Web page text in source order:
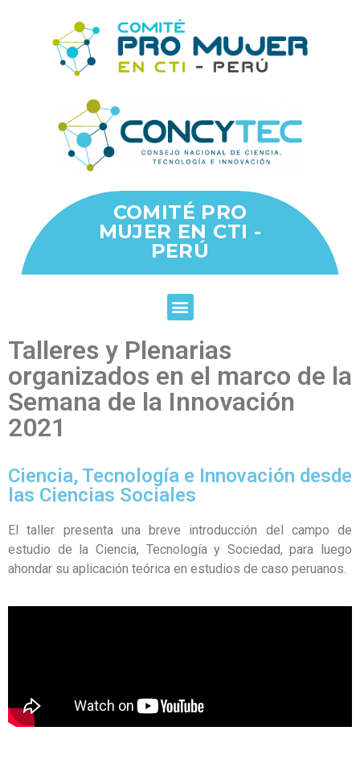
COMITÉ PRO
MUJER EN CTI -
PERÚ
Talleres y Plenarias
organizados en el marco de la
Semana de la Innovación
2021
Ciencia, Tecnología e Innovación desde
las Ciencias Sociales
El taller presenta una breve introducción del campo de
estudio de la Ciencia, Tecnología y Sociedad, para luego
ahondar su aplicación teórica en estudios de caso peruanos.